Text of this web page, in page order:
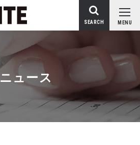
MENU
SEARCH
ニュース